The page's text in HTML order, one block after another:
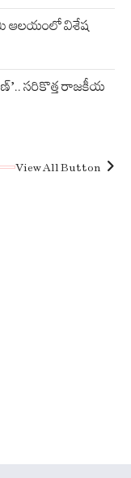
ఆలయంలో విశేష
సరికొత్త రాజకీయ
View All Button